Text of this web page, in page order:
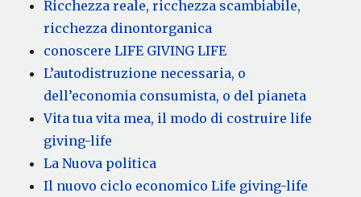
Ricchezza reale, ricchezza scambiabile,
ricchezza dinontorganica
conoscere LIFE GIVING LIFE
L’autodistruzione necessaria, o
dell’economia consumista, o del pianeta
Vita tua vita mea, il modo di costruire life
giving-life
La Nuova politica
Il nuovo ciclo economico Life giving-life